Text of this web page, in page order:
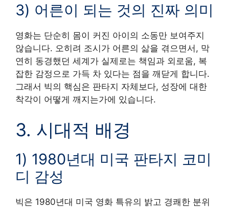
3) 어른이 되는 것의 진짜 의미
영화는 단순히 몸이 커진 아이의 소동만 보여주지
않습니다. 오히려 조시가 어른의 삶을 겪으면서, 막
연히 동경했던 세계가 실제로는 책임과 외로움, 복
잡한 감정으로 가득 차 있다는 점을 깨닫게 합니다.
그래서 빅의 핵심은 판타지 자체보다, 성장에 대한
착각이 어떻게 깨지는가에 있습니다.
3. 시대적 배경
1) 1980년대 미국 판타지 코미
디 감성
빅은 1980년대 미국 영화 특유의 밝고 경쾌한 분위